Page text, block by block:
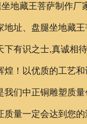
地藏王菩萨制作厂
地址、盘腿坐地藏
下有识之士,真诚相
煌！以优质的工艺
我们中正铜雕塑质
质量一定会达到您